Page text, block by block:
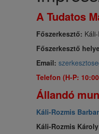
A Tudatos
Főszerkesztő:
Főszerkesztő
Email:
Telefon (H-P:
Állandó
Káli-Rozmis
Káli-Rozmis Károly